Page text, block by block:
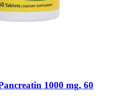
1000 mg, 60